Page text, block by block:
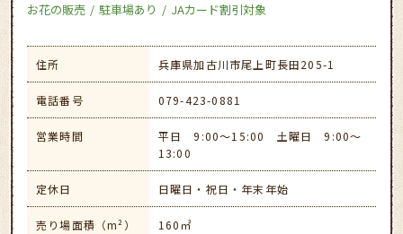
お花の販売
駐車場あり JAカード割引対象
住所 兵庫県加古川市尾上町長田205-1
電話番号 079-423-0881
営業時間
平日 9:00～15:00 土曜日 9:00～
13:00
定休日 日曜日・祝日・年末年始
売り場面積（m²） 160㎡